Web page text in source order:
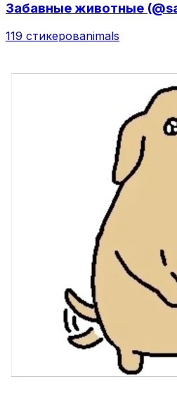
Забавные животные
119 стикеровanimals